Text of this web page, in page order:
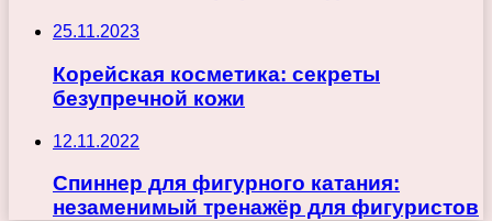
25.11.2023
Корейская косметика: секреты
безупречной кожи
12.11.2022
Спиннер для фигурного катания:
незаменимый тренажёр для фигуристов